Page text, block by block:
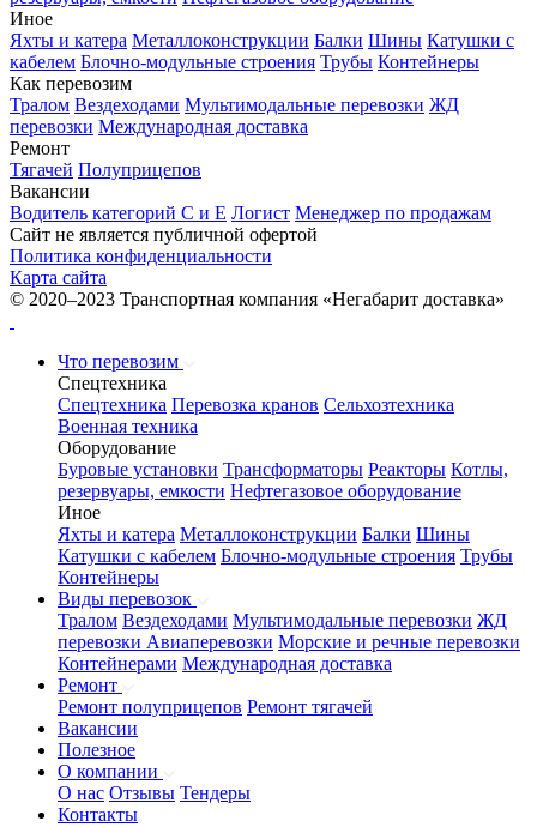
Иное
Яхты и катера Металлоконструкции Балки Шины Катушки с
кабелем Блочно-модульные строения Трубы Контейнеры
Как перевозим
Тралом Вездеходами Мультимодальные перевозки ЖД
перевозки Международная доставка
Ремонт
Тягачей Полуприцепов
Вакансии
Водитель категорий С и Е Логист Менеджер по продажам
Сайт не является публичной офертой
Политика конфиденциальности
Карта сайта
© 2020–2023 Транспортная компания «Негабарит доставка»
Что перевозим
Спецтехника
Спецтехника Перевозка кранов Сельхозтехника
Военная техника
Оборудование
Буровые установки Трансформаторы Реакторы Котлы,
резервуары, емкости Нефтегазовое оборудование
Иное
Яхты и катера Металлоконструкции Балки Шины
Катушки с кабелем Блочно-модульные строения Трубы
Контейнеры
Виды перевозок
Тралом Вездеходами Мультимодальные перевозки ЖД
перевозки Авиаперевозки Морские и речные перевозки
Контейнерами Международная доставка
Ремонт
Ремонт полуприцепов Ремонт тягачей
Вакансии
Полезное
О компании
О нас Отзывы Тендеры
Контакты